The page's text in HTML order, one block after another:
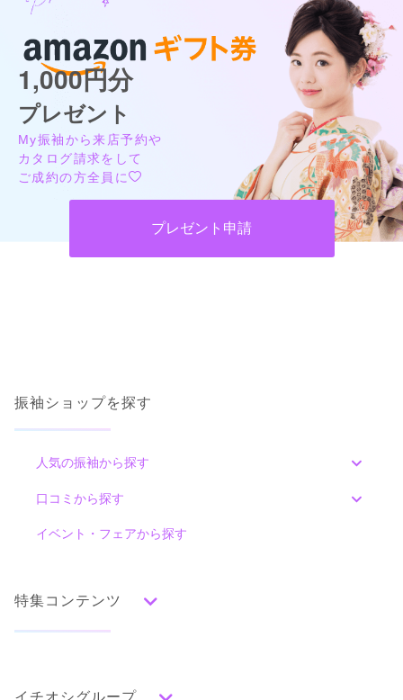
1,000円分
プレゼント
My振袖から来店予約や
カタログ請求をして
ご成約の方全員に
プレゼント申請
振袖ショップを探す
人気の振袖から探す
みんなの振袖ランキングトップ
色別ランキング
グレー
黒 その他
口コミから探す
口コミ一覧
イベント・フェアから探す
特集コンテンツ
ママ振特集
イチオシグループ